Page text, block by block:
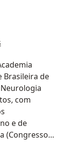
Brasileira de
com
e de
(Congresso